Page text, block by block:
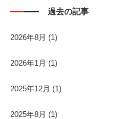
過去の記事
2026年8月 (1)
2026年1月 (1)
2025年12月 (1)
2025年8月 (1)